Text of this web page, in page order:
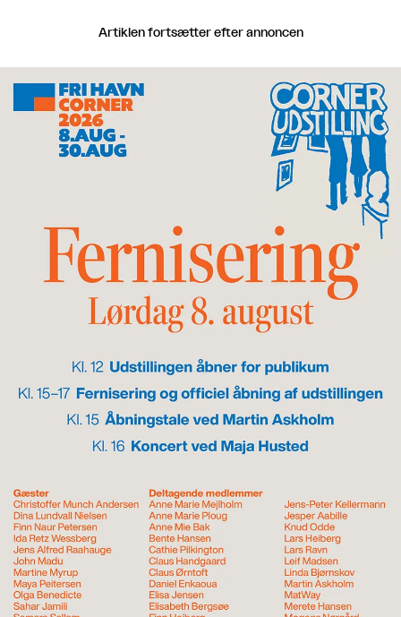
Artiklen fortsætter efter annoncen